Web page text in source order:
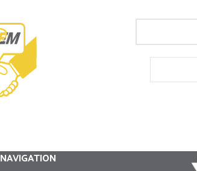
NAVIGATION